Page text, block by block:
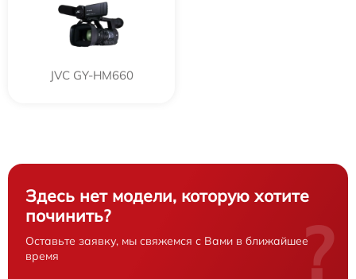
JVC GY-HM660
Здесь нет модели, которую хотите
починить?
Оставьте заявку, мы свяжемся с Вами в ближайшее
время
?